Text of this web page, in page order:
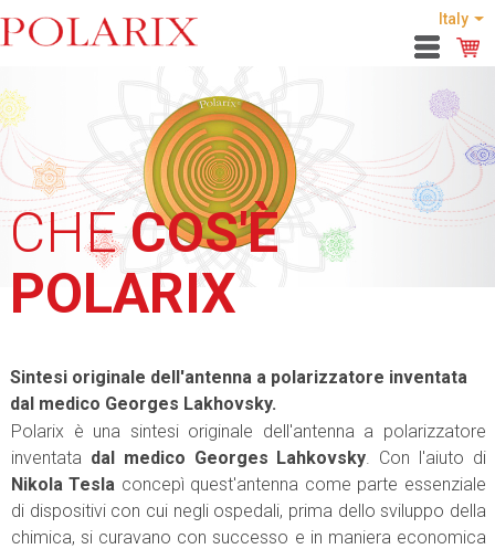
Italy
CHECOS'È
POLARIX
Sintesi originale dell'antenna a polarizzatore inventata
dal medico Georges Lakhovsky.
Polarix è una sintesi originale dell'antenna a polarizzatore
inventata dal medico Georges Lahkovsky. Con l'aiuto di
Nikola Tesla concepì quest'antenna come parte essenziale
di dispositivi con cui negli ospedali, prima dello sviluppo della
chimica, si curavano con successo e in maniera economica